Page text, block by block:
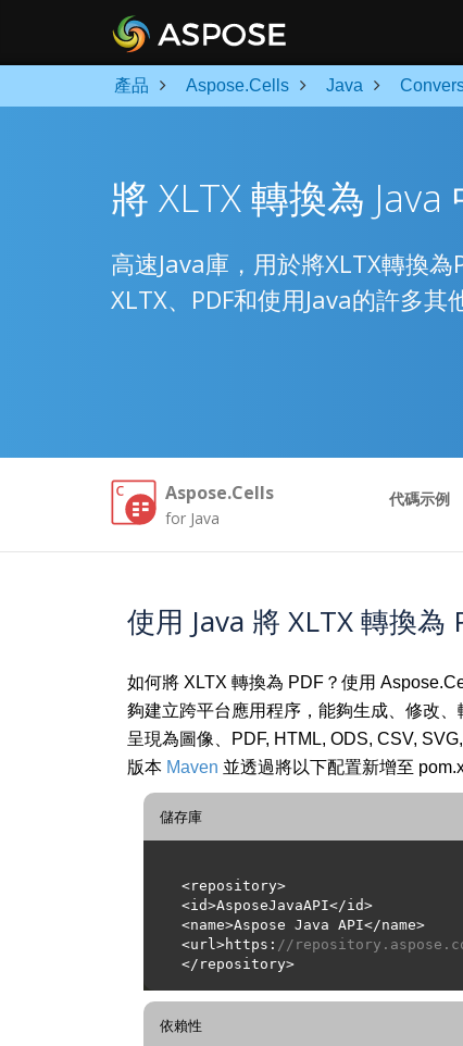
產品 Aspose.Cells Java
將 XLTX 轉換為 Java
高速Java庫，用於將XLTX轉換
XLTX、PDF和使用Java的許多其
Aspose.Cells
for Java
代碼示例
使用 Java 將 XLTX 轉換為
如何將 XLTX 轉換為 PDF？使用
夠建立跨平台應用程序，能夠生成、修改
呈現為圖像、PDF, HTML, ODS, CSV,
版本 Maven 並透過將以下配置新增至
儲存庫
<url>https: //
依賴性